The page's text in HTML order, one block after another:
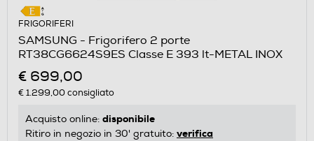
FRIGORIFERI
SAMSUNG - Frigorifero 2 porte
RT38CG6624S9ES Classe E 393 lt-METAL INOX
€ 699,00
€ 1.299,00consigliato
Acquisto online: disponibile
Ritiro in negozio in 30' gratuito: verifica